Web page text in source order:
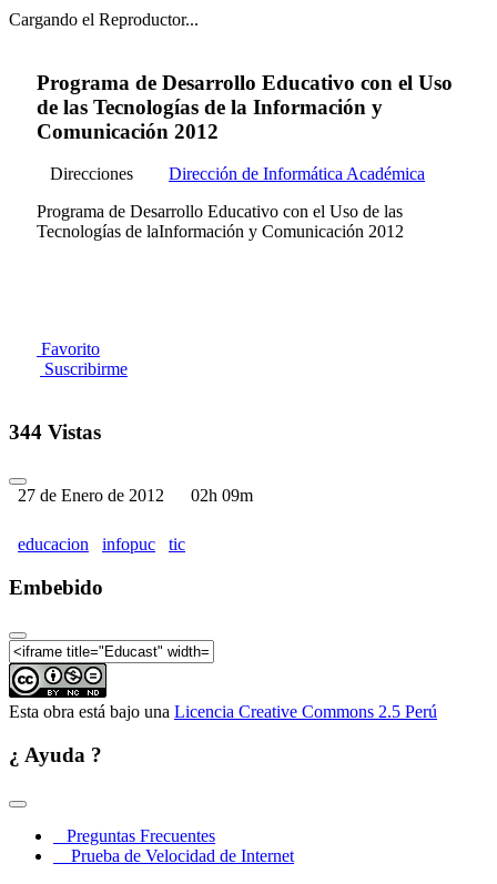
Cargando el Reproductor...
Programa de Desarrollo Educativo con el Uso
de las Tecnologías de la Información y
Comunicación 2012
Direcciones
Dirección de Informática Académica
Programa de Desarrollo Educativo con el Uso de las
Tecnologías de laInformación y Comunicación 2012
Favorito
Suscribirme
344 Vistas
27 de Enero de 2012 02h 09m
educacion infopuc tic
Embebido
Esta obra está bajo una Licencia Creative Commons 2.5 Perú
¿ Ayuda ?
Preguntas Frecuentes
Prueba de Velocidad de Internet